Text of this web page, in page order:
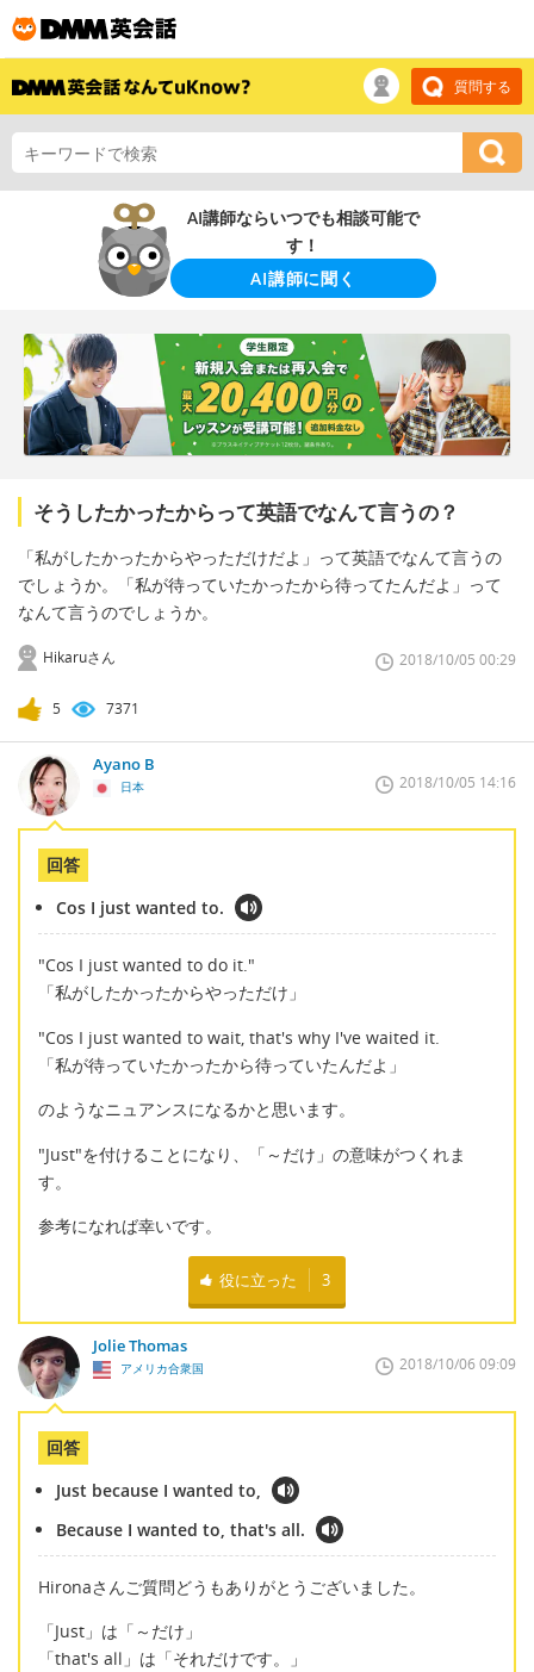
質問する
AI講師ならいつでも相談可能で
す！
AI講師に聞く
そうしたかったからって英語でなんて言うの？
「私がしたかったからやっただけだよ」って英語でなんて言うの
でしょうか。「私が待っていたかったから待ってたんだよ」って
なんて言うのでしょうか。
Hikaruさん 2018/10/05 00:29
5 7371
Ayano B
日本 2018/10/05 14:16
回答
Cos I just wanted to.
"Cos I just wanted to do it."
「私がしたかったからやっただけ」
"Cos I just wanted to wait, that's why I've waited it.
「私が待っていたかったから待っていたんだよ」
のようなニュアンスになるかと思います。
"Just"を付けることになり、「～だけ」の意味がつくれま
す。
参考になれば幸いです。
役に立った 3
Jolie Thomas
アメリカ合衆国 2018/10/06 09:09
回答
Just because I wanted to,
Because I wanted to, that's all.
Hironaさんご質問どうもありがとうございました。
「Just」は「～だけ」
「that's all」は「それだけです。」